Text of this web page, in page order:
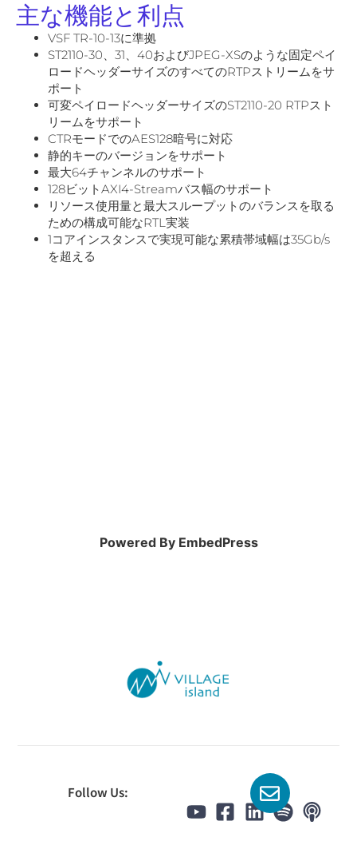
主な機能と利点
VSF TR-10-13に準拠
ST2110-30、31、40およびJPEG-XSのような固定ペイ
ロードヘッダーサイズのすべてのRTPストリームをサ
ポート
可変ペイロードヘッダーサイズのST2110-20 RTPスト
リームをサポート
CTRモードでのAES128暗号に対応
静的キーのバージョンをサポート
最大64チャンネルのサポート
128ビットAXI4-Streamバス幅のサポート
リソース使用量と最大スループットのバランスを取る
ための構成可能なRTL実装
1コアインスタンスで実現可能な累積帯域幅は35Gb/s
を超える
Powered By EmbedPress
Follow Us: